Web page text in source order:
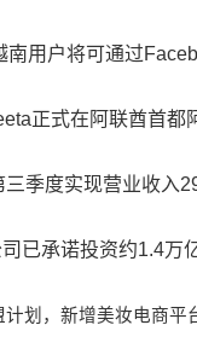
用户将可通过
正式在阿联酋首都
季度实现营业收入
已承诺投资约1.4万
划，新增美妆电商